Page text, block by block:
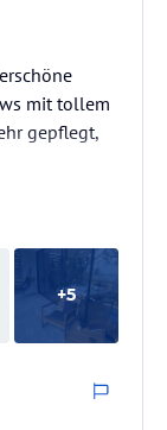
mit tollem
gepflegt,
+5